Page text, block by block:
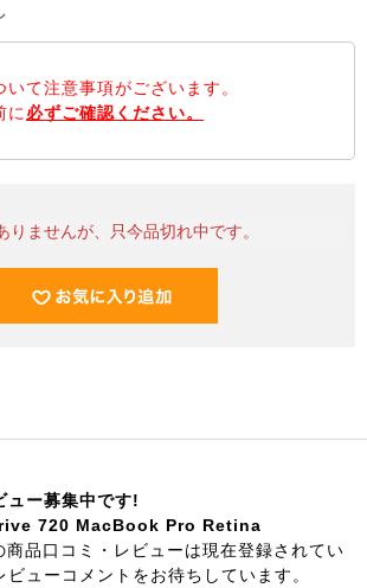
いて注意事項がございます。
に必ずご確認ください。
りませんが、只今品切れ中です。
ュー募集中です!
720 MacBook Pro Retina
商品口コミ・レビューは現在登録されてい
ビューコメントをお待ちしています。